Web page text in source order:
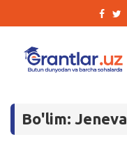
Tanlovlar
Bo'lim: Jeneva